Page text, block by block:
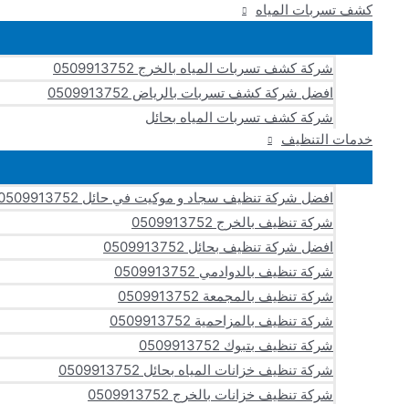
كشف تسربات المياه
شركة كشف تسربات المياه بالخرج 0509913752
افضل شركة كشف تسربات بالرياض 0509913752
شركة كشف تسربات المياه بحائل
خدمات التنظيف
افضل شركة تنظيف سجاد و موكيت في حائل 0509913752
شركة تنظيف بالخرج 0509913752
افضل شركة تنظيف بحائل 0509913752
شركة تنظيف بالدوادمي 0509913752
شركة تنظيف بالمجمعة 0509913752
شركة تنظيف بالمزاحمية 0509913752
شركة تنظيف بتبوك 0509913752
شركة تنظيف خزانات المياه بحائل 0509913752
شركة تنظيف خزانات بالخرج 0509913752